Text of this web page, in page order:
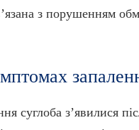
з порушенням
суглоба зʼявилися